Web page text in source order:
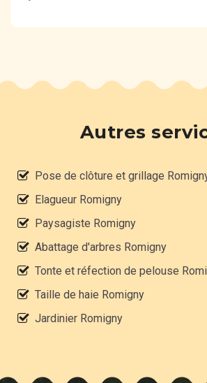
Autres
Pose de clôture et grillage
Elagueur Romigny
Paysagiste Romigny
Abattage d'arbres Romigny
Tonte et réfection de pelouse
Taille de haie Romigny
Jardinier Romigny